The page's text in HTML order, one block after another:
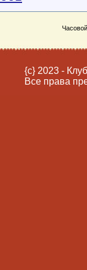
{c} 2023 -
Все права